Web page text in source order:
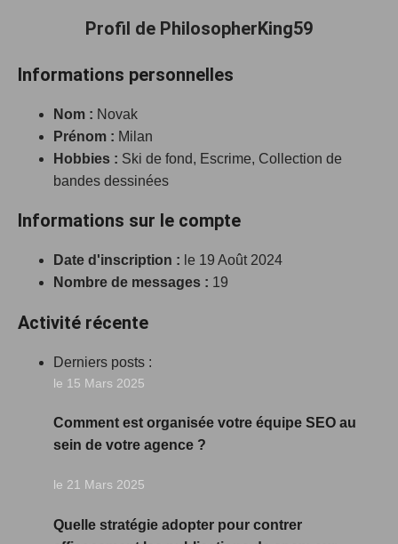
Profil de PhilosopherKing59
Informations personnelles
Nom : Novak
Prénom : Milan
Hobbies : Ski de fond, Escrime, Collection de
bandes dessinées
Informations sur le compte
Date d'inscription : le 19 Août 2024
Nombre de messages : 19
Activité récente
Derniers posts :
le 15 Mars 2025
Comment est organisée votre équipe SEO au
sein de votre agence ?
le 21 Mars 2025
Quelle stratégie adopter pour contrer